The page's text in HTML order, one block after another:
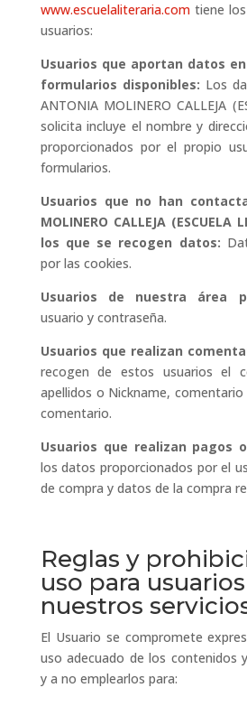
www.escuelaliteraria.com tiene
usuarios:
Usuarios que aportan datos
formularios disponibles: Los
ANTONIA MOLINERO CALLEJA
solicita incluye el nombre y
proporcionados por el propio
formularios.
Usuarios que no han
MOLINERO CALLEJA (ESCUELA
los que se recogen datos:
por las cookies.
Usuarios de nuestra área
usuario y contraseña.
Usuarios que realizan
recogen de estos usuarios el
apellidos o Nickname,
comentario.
Usuarios que realizan pagos
los datos proporcionados por el
de compra y datos de la compra
Reglas y
uso para
nuestros
El Usuario se compromete
uso adecuado de los contenidos
y a no emplearlos para: